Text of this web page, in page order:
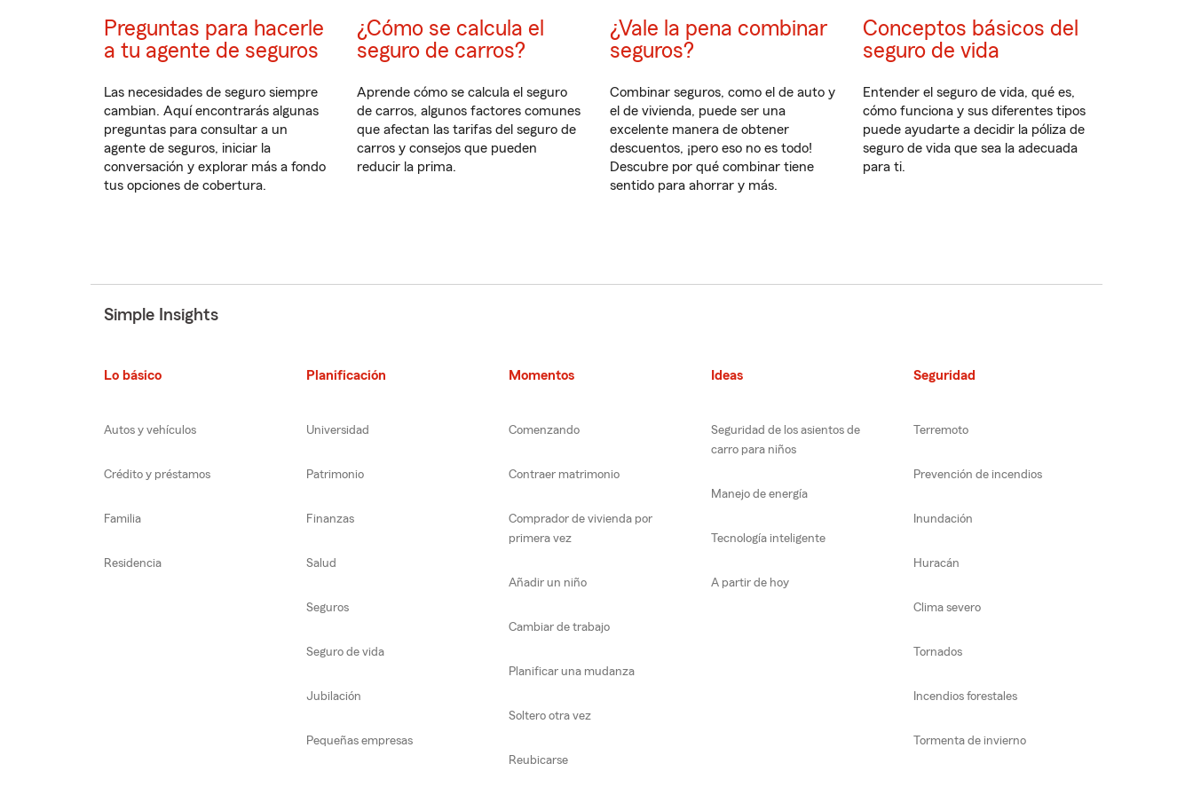
Preguntas para hacerle
a tu agente de seguros
Las necesidades de seguro siempre
cambian. Aquí encontrarás algunas
preguntas para consultar a un
agente de seguros, iniciar la
conversación y explorar más a fondo
tus opciones de cobertura.
¿Cómo se calcula el
seguro de carros?
Aprende cómo se calcula el seguro
de carros, algunos factores comunes
que afectan las tarifas del seguro de
carros y consejos que pueden
reducir la prima.
¿Vale la pena combinar
seguros?
Combinar seguros, como el de auto y
el de vivienda, puede ser una
excelente manera de obtener
descuentos, ¡pero eso no es todo!
Descubre por qué combinar tiene
sentido para ahorrar y más.
Conceptos básicos del
seguro de vida
Entender el seguro de vida, qué es,
cómo funciona y sus diferentes tipos
puede ayudarte a decidir la póliza de
seguro de vida que sea la adecuada
para ti.
Simple Insights
Lo básico
Autos y vehículos
Crédito y préstamos
Familia
Residencia
Planificación
Universidad
Patrimonio
Finanzas
Salud
Seguros
Seguro de vida
Jubilación
Pequeñas empresas
Momentos
Comenzando
Contraer matrimonio
Comprador de vivienda por
primera vez
Añadir un niño
Cambiar de trabajo
Planificar una mudanza
Soltero otra vez
Reubicarse
Ideas
Seguridad de los asientos de
carro para niños
Manejo de energía
Tecnología inteligente
A partir de hoy
Seguridad
Terremoto
Prevención de incendios
Inundación
Huracán
Clima severo
Tornados
Incendios forestales
Tormenta de invierno